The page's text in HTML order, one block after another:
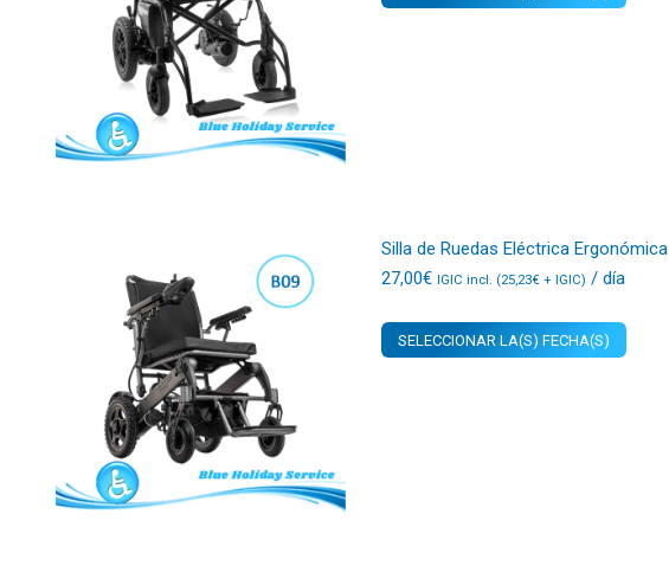
Silla de Ruedas Eléctrica Ergonómica
27,00€ IGIC incl. (25,23€ + IGIC) / día
SELECCIONAR LA(S) FECHA(S)